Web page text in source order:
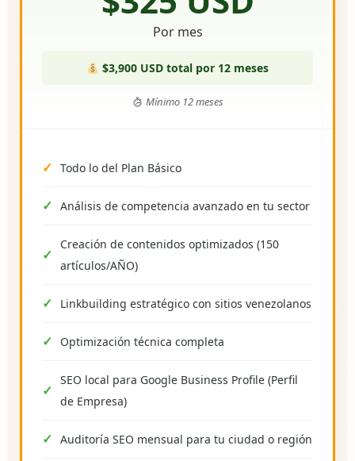
Por mes
$3,900 USD total por 12 meses
Mínimo 12 meses
Todo lo del Plan Básico
Análisis de competencia avanzado en tu sector
Creación de contenidos optimizados (150
artículos/AÑO)
Linkbuilding estratégico con sitios venezolanos
Optimización técnica completa
SEO local para Google Business Profile (Perfil
de Empresa)
Auditoría SEO mensual para tu ciudad o región